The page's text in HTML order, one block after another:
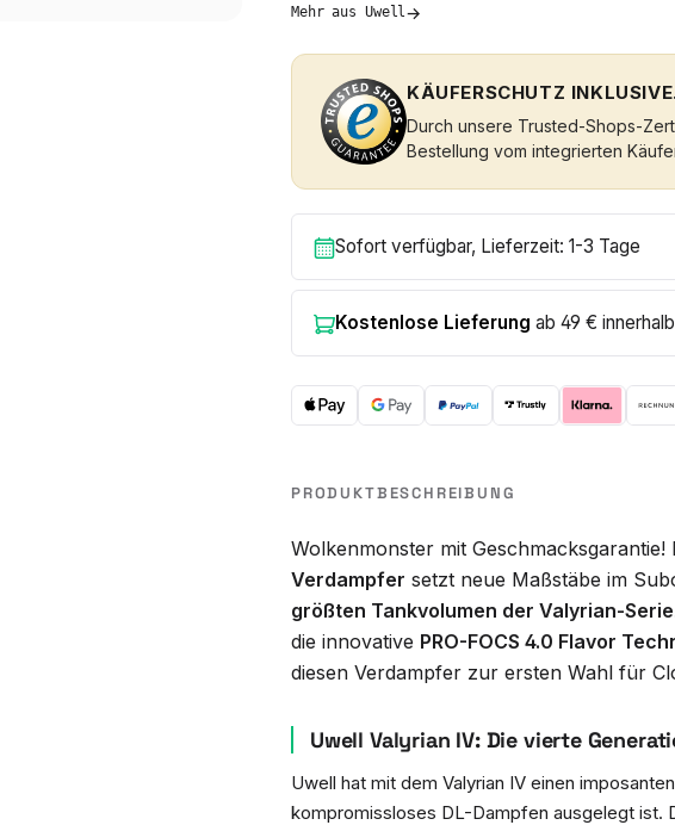
Mehr aus Uwell→
KÄUFERSCHUTZ
Durch unsere Trusted-Shops-
Bestellung vom integrierten
Sofort verfügbar, Lieferzeit: 1-3 Tage
Kostenlose Lieferung ab 49 €
PRODUKTBESCHREIBUNG
Wolkenmonster mit Geschmacksgarantie!
Verdampfer setzt neue Maßstäbe im
größten Tankvolumen der Valyrian-Serie
die innovative PRO-FOCS 4.0 Flavor
diesen Verdampfer zur ersten Wahl für
Uwell Valyrian IV: Die vierte
Uwell hat mit dem Valyrian IV einen
kompromissloses DL-Dampfen ausgelegt ist.